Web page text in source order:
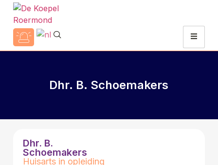
Dhr. B. Schoemakers
Dhr. B.
Schoemakers
Huisarts in opleiding